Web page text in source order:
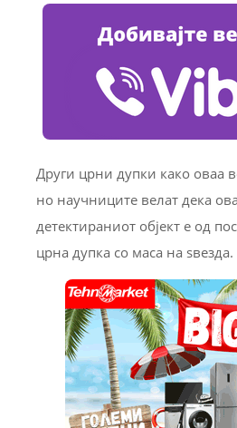
Други црни дупки како оваа
но научниците велат дека
детектираниот објект е од
црна дупка со маса на ѕвезда.